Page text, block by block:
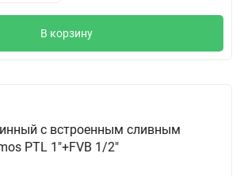
В корзину
с встроенным сливным
PTL 1"+FVB 1/2"